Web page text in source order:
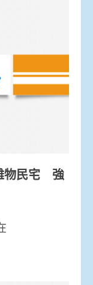
物民宅 強